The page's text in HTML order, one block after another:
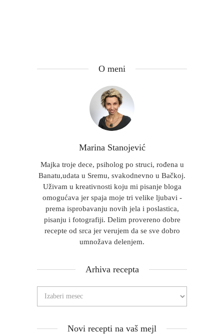
O meni
Marina Stanojević
Majka troje dece, psiholog po struci, rođena u
Banatu,udata u Sremu, svakodnevno u Bačkoj.
Uživam u kreativnosti koju mi pisanje bloga
omogućava jer spaja moje tri velike ljubavi -
prema isprobavanju novih jela i poslastica,
pisanju i fotografiji. Delim provereno dobre
recepte od srca jer verujem da se sve dobro
umnožava delenjem.
Arhiva recepta
Novi recepti na vaš mejl